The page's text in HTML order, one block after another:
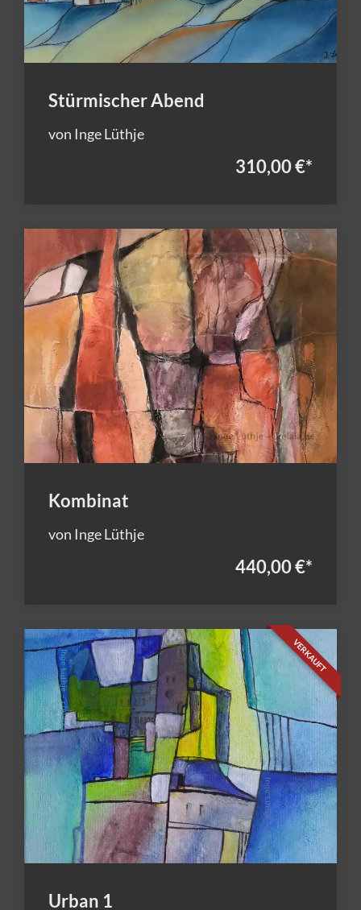
Stürmischer Abend
von Inge Lüthje
310,00 €*
Kombinat
von Inge Lüthje
440,00 €*
VERKAUFT
Urban 1